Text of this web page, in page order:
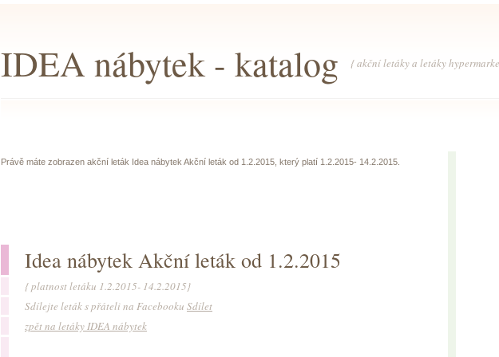
IDEA nábytek - katalog { akční letáky a letáky
Právě máte zobrazen akční leták Idea nábytek Akční leták od 1.2.2015, který platí 1.2.2015- 14.2.2015.
Idea nábytek Akční leták od 1.2.2015
{ platnost letáku 1.2.2015- 14.2.2015}
Sdílejte leták s přáteli na Facebooku Sdílet
zpět na letáky IDEA nábytek